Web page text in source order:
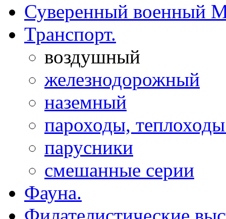
Суверенный военный
Транспорт.
воздушный
железнодорожный
наземный
пароходы,
парусники
смешанные серии
Фауна.